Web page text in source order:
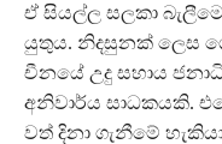
ඒ සියල්ල සලකා
යුතුය. නිදසුනක් ලෙස
චීනයේ උදු සහාය
අනිවාර්ය සාධකයකි.
වත් දිනා ගැනීමේ